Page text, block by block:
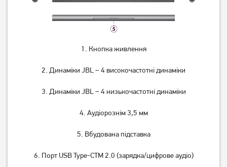
1. Кнопка живлення
2. Динаміки JBL – 4 високочастотні динаміки
3. Динаміки JBL – 4 низькочастотні динаміки
4. Аудіорознім 3,5 мм
5. Вбудована підставка
6. Порт USB Type-CTM 2.0 (зарядка/цифрове аудіо)